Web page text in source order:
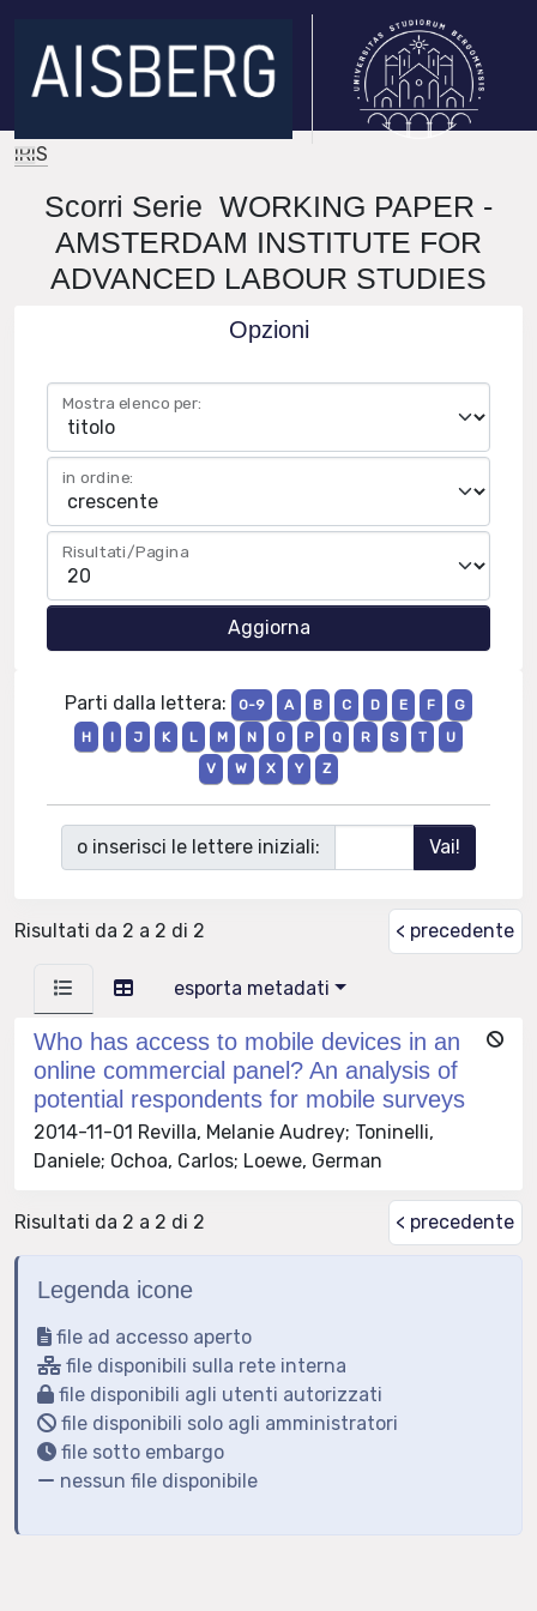
IRIS
Scorri Serie WORKING PAPER -
AMSTERDAM INSTITUTE FOR
ADVANCED LABOUR STUDIES
Opzioni
Mostra elenco per:
in ordine:
Risultati/Pagina
Parti dalla lettera: 0-9 A B C D E F
G
H
I J K L M N O P Q R S T
U
V
W X Y Z
o inserisci le lettere iniziali:
Risultati da 2 a 2 di 2 < precedente
esporta metadati
Who has access to mobile devices in an
online commercial panel? An analysis of
potential respondents for mobile surveys
2014-11-01 Revilla, Melanie Audrey; Toninelli,
Daniele; Ochoa, Carlos; Loewe, German
Risultati da 2 a 2 di 2 < precedente
Legenda icone
file ad accesso aperto
file disponibili sulla rete interna
file disponibili agli utenti autorizzati
file disponibili solo agli amministratori
file sotto embargo
nessun file disponibile